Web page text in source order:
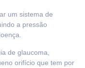
um sistema de
a pressão
de glaucoma,
orifício que tem por